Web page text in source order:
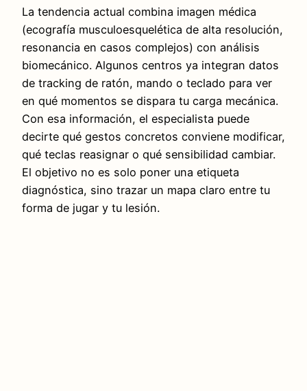
La tendencia actual combina imagen médica
(ecografía musculoesquelética de alta resolución,
resonancia en casos complejos) con análisis
biomecánico. Algunos centros ya integran datos
de tracking de ratón, mando o teclado para ver
en qué momentos se dispara tu carga mecánica.
Con esa información, el especialista puede
decirte qué gestos concretos conviene modificar,
qué teclas reasignar o qué sensibilidad cambiar.
El objetivo no es solo poner una etiqueta
diagnóstica, sino trazar un mapa claro entre tu
forma de jugar y tu lesión.